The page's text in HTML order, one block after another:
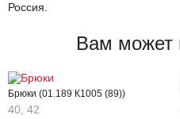
Россия.
Вам может
Брюки (01.189 К1005 (89))
40, 42